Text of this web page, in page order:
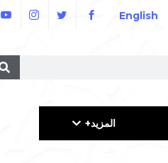
English
المزيد+